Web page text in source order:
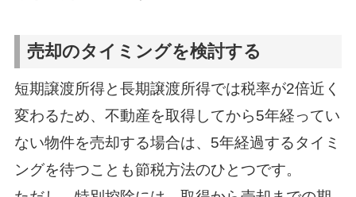
売却のタイミングを検討する
短期譲渡所得と長期譲渡所得では税率が2倍近く
変わるため、不動産を取得してから5年経ってい
ない物件を売却する場合は、5年経過するタイミ
ングを待つことも節税方法のひとつです。